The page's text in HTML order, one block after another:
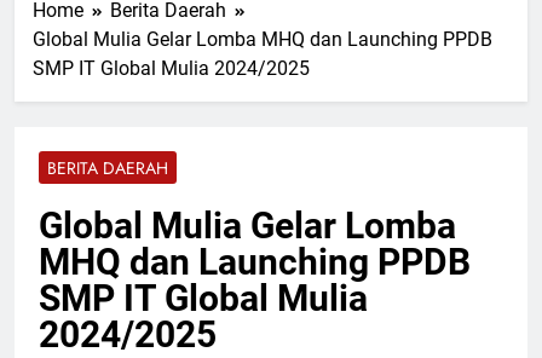
Tapung Jaya Dukung
Ketahanan Pangan Nasional
19 Jam Lalu
Razia Gabungan Lapas
Pasir Pangaraian dan TNI
19 Jam Lalu
AKBP Marganda Aritonang
Tegaskan Komitmen Polres
Batu Bara Musnahkan
Hampir Dua Kilogram
Narkotika Jenis Sabu
19 Jam Lalu
Kecelakaan Maut di Tol
Sergai, Seorang
Home
Berita Daerah
Global Mulia Gelar Lomba MHQ dan Launching PPDB
SMP IT Global Mulia 2024/2025
BERITA DAERAH
Global Mulia Gelar Lomba
MHQ dan Launching PPDB
SMP IT Global Mulia
2024/2025